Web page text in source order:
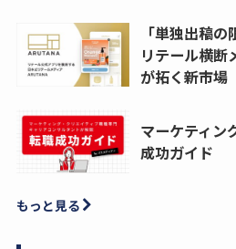
「単独出稿
リテール横断
が拓く新市場
マーケティン
成功ガイド
もっと見る